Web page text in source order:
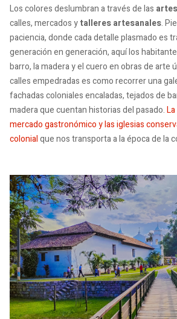
Los colores deslumbran a través de las
calles, mercados ytalleres artesanales.
paciencia, donde cada detalle plasmado es
generación en generación, aquí los
barro, la madera y el cuero en obras de arte
calles empedradas es como recorrer una
fachadas coloniales encaladas, tejados de
madera que cuentan historias del pasado.
mercado gastronómico y las iglesias
colonialque nos transporta a la época de la